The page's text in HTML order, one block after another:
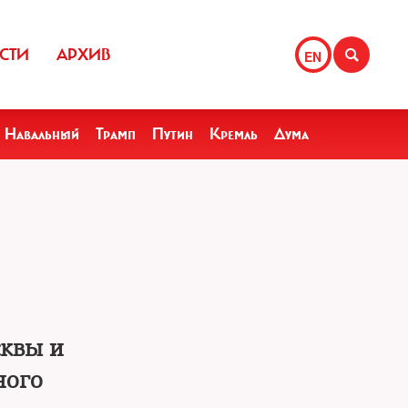
EN
АРХИВ
Навальный Трамп Путин Кремль Дума
и